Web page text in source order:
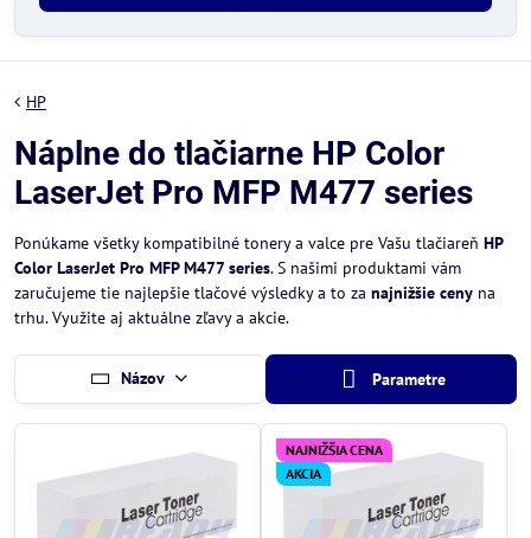
HP
Náplne do tlačiarne HP Color
LaserJet Pro MFP M477 series
Ponúkame všetky kompatibilné tonery a valce pre Vašu tlačiareň HP
Color LaserJet Pro MFP M477 series. S našimi produktami vám
zaručujeme tie najlepšie tlačové výsledky a to za najnižšie ceny na
trhu. Využite aj aktuálne zľavy a akcie.
Názov Parametre
NAJNIŽŠIA CENA
AKCIA